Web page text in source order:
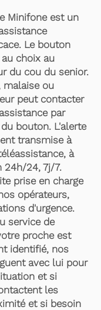
Minifone est un
Le bouton
au choix au
du cou du senior.
malaise ou
peut contacter
par
bouton. L'alerte
transmise à
à
24h/24, 7j/7.
prise en charge
opérateurs,
d'urgence.
service de
proche est
identifié, nos
avec lui pour
et si
les
et si besoin